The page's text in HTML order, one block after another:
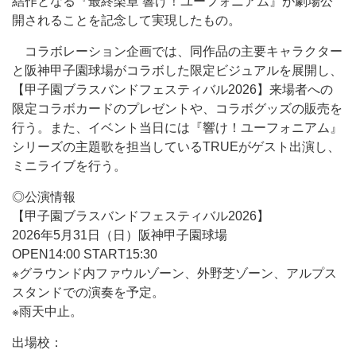
開されることを記念して実現したもの。
コラボレーション企画では、同作品の主要キャラクター
と阪神甲子園球場がコラボした限定ビジュアルを展開し、
【甲子園ブラスバンドフェスティバル2026】来場者への
限定コラボカードのプレゼントや、コラボグッズの販売を
行う。また、イベント当日には『響け！ユーフォニアム』
シリーズの主題歌を担当しているTRUEがゲスト出演し、
ミニライブを行う。
◎公演情報
【甲子園ブラスバンドフェスティバル2026】
2026年5月31日（日）阪神甲子園球場
OPEN14:00 START15:30
※グラウンド内ファウルゾーン、外野芝ゾーン、アルプス
スタンドでの演奏を予定。
※雨天中止。
出場校：